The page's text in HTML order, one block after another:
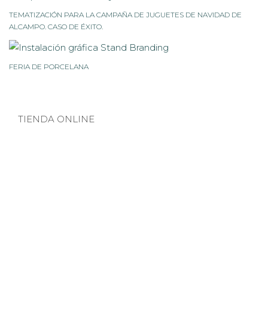
TEMATIZACIÓN PARA LA CAMPAÑA DE JUGUETES DE NAVIDAD DE
ALCAMPO. CASO DE ÉXITO.
FERIA DE PORCELANA
TIENDA ONLINE